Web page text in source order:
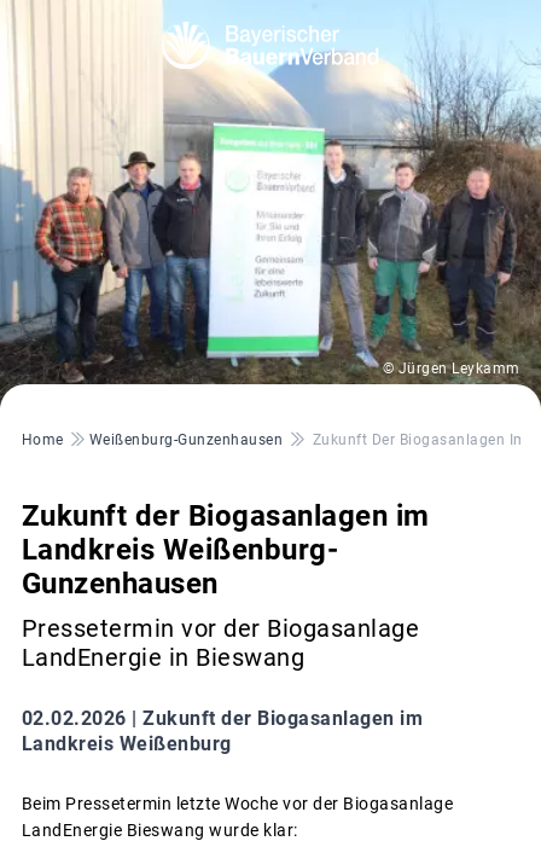
© Jürgen Leykamm
Pfadnavigation
Home Weißenburg-Gunzenhausen Zukunft Der Biogasanlagen Im
Zukunft der Biogasanlagen im
Landkreis Weißenburg-
Gunzenhausen
Pressetermin vor der Biogasanlage
LandEnergie in Bieswang
02.02.2026 | Zukunft der Biogasanlagen im
Landkreis Weißenburg
Beim Pressetermin letzte Woche vor der Biogasanlage
LandEnergie Bieswang wurde klar: